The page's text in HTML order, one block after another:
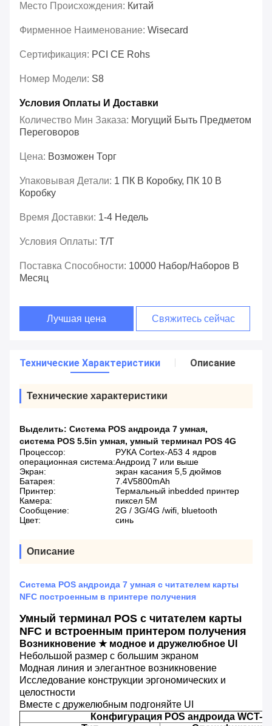
Место Происхождения: Китай
Фирменное Наименование: Wisecard
Сертификация: PCI CE Rohs
Номер Модели: S8
Условия Оплаты И Доставки
Количество Мин Заказа: Могущий Быть Предметом
Переговоров
Цена: Возможен Торг
Упаковывая Детали: 1 ПК В Коробку, ПК 10 В
Коробку
Время Доставки: 1-4 Недель
Условия Оплаты: T/T
Поставка Способности: 10000 Набор/наборов В
Месяц
Лучшая цена Свяжитесь сейчас
Технические Характеристики Описание
Технические характеристики
Выделить: Система POS андроида 7 умная,
система POS 5.5in умная, умный терминал POS 4G
Процессор:
РУКА Cortex-A53 4 ядров
операционная система:Андроид 7 или выше
Экран:
экран касания 5,5 дюймов
Батарея:
7.4V5800mAh
Принтер:
Термальный inbedded принтер
Камера:
пиксел 5M
Сообщение:
2G / 3G/4G /wifi, bluetooth
Цвет:
синь
Описание
Система POS андроида 7 умная с читателем карты
NFC построенным в принтере получения
Умный терминал POS с читателем карты
NFC и встроенным принтером получения
Возникновение ★ модное и дружелюбное UI
Небольшой размер с большим экраном
Модная линия и элегантное возникновение
Исследование конструкции эргономических и
целостности
Вместе с дружелюбным подгоняйте UI
Конфигурация POS андроида WCT-